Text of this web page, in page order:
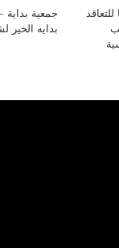
جمعية
بدايه الخير